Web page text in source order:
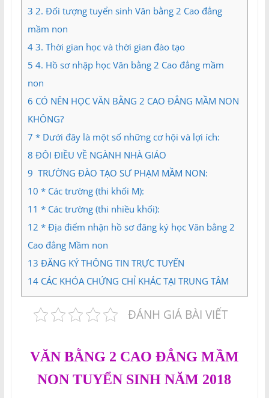
3 2. Đối tượng tuyển sinh Văn bằng 2 Cao đẳng
mầm non
43. Thời gian học và thời gian đào tạo
5 4. Hồ sơ nhập học Văn bằng 2 Cao đẳng mầm
non
6 CÓ NÊN HỌC VĂN BẰNG 2 CAO ĐẲNG MẦM NON
KHÔNG?
7 * Dưới đây là một số những cơ hội và lợi ích:
8 ĐÔI ĐIỀU VỀ NGÀNH NHÀ GIÁO
9 TRƯỜNG ĐÀO TẠO SƯ PHẠM MẦM NON:
10 * Các trường (thi khối M):
11 * Các trường (thi nhiều khối):
12 * Địa điểm nhận hồ sơ đăng ký học Văn bằng 2
Cao đẳng Mầm non
13 ĐĂNG KÝ THÔNG TIN TRỰC TUYẾN
14CÁC KHÓA CHỨNG CHỈ KHÁC TẠI TRUNG TÂM
ĐÁNH GIÁ BÀI VIẾT
VĂN BẰNG 2 CAO ĐẲNG MẦM
NON TUYỂN SINH NĂM 2018